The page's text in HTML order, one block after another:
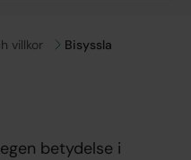
villkor Bisyssla
betydelse i